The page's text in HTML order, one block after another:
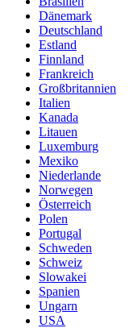
Dänemark
Deutschland
Estland
Finnland
Frankreich
Großbritannien
Italien
Kanada
Litauen
Luxemburg
Mexiko
Niederlande
Norwegen
Österreich
Polen
Portugal
Schweden
Schweiz
Slowakei
Spanien
Ungarn
USA